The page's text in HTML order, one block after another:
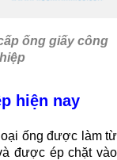
ống giấy công
hiện nay
ống được làm từ
được ép chặt vào